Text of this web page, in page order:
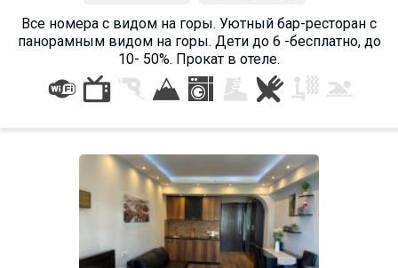
Все номера c видом на горы. Уютный бар-ресторан с
панорамным видом на горы. Дети до 6 -бесплатно, до
10- 50%. Прокат в отеле.